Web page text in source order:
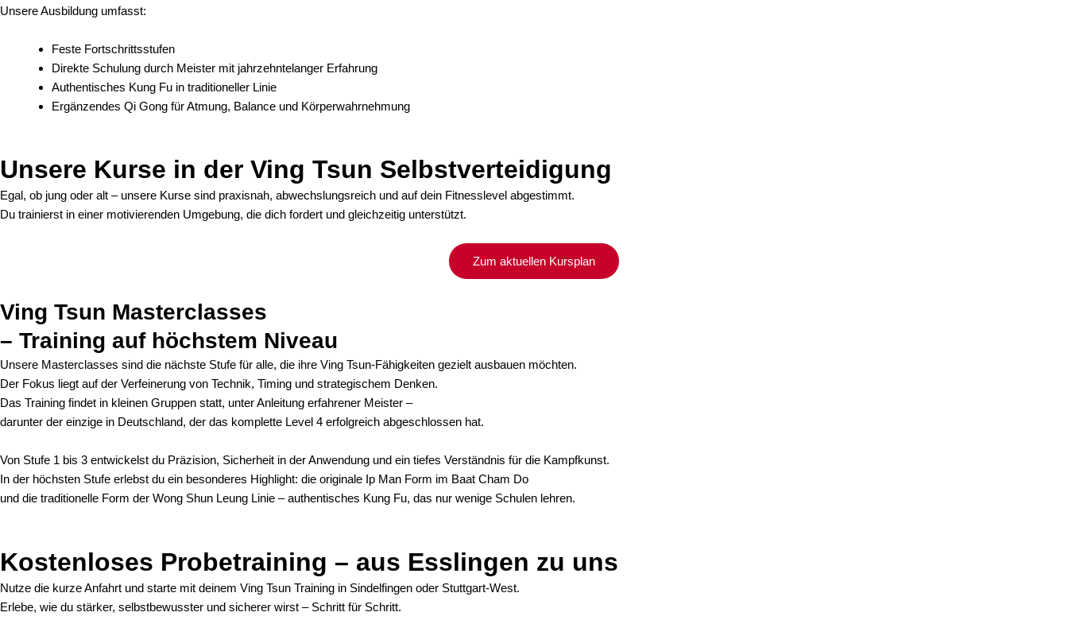
Unsere Ausbildung umfasst:
Feste Fortschrittsstufen
Direkte Schulung durch Meister mit jahrzehntelanger Erfahrung
Authentisches Kung Fu in traditioneller Linie
Ergänzendes Qi Gong für Atmung, Balance und Körperwahrnehmung
Unsere Kurse in der Ving Tsun Selbstverteidigung
Egal, ob jung oder alt – unsere Kurse sind praxisnah, abwechslungsreich und auf dein Fitnesslevel abgestimmt.
Du trainierst in einer motivierenden Umgebung, die dich fordert und gleichzeitig unterstützt.
Zum aktuellen Kursplan
Ving Tsun Masterclasses
– Training auf höchstem Niveau
Unsere Masterclasses sind die nächste Stufe für alle, die ihre Ving Tsun-Fähigkeiten gezielt ausbauen möchten.
Der Fokus liegt auf der Verfeinerung von Technik, Timing und strategischem Denken.
Das Training findet in kleinen Gruppen statt, unter Anleitung erfahrener Meister –
darunter der einzige in Deutschland, der das komplette Level 4 erfolgreich abgeschlossen hat.
Von Stufe 1 bis 3 entwickelst du Präzision, Sicherheit in der Anwendung und ein tiefes Verständnis für die Kampfkunst.
In der höchsten Stufe erlebst du ein besonderes Highlight: die originale Ip Man Form im Baat Cham Do
und die traditionelle Form der Wong Shun Leung Linie – authentisches Kung Fu, das nur wenige Schulen lehren.
Kostenloses Probetraining – aus Esslingen zu uns
Nutze die kurze Anfahrt und starte mit deinem Ving Tsun Training in Sindelfingen oder Stuttgart-West.
Erlebe, wie du stärker, selbstbewusster und sicherer wirst – Schritt für Schritt.